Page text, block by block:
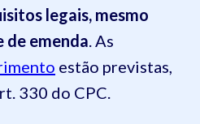
legais, mesmo
de emenda. As
estão previstas,
330 do CPC.